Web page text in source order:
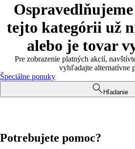
tejto kategórii už
alebo je tovar
Pre zobrazenie platných akcií,
vyhľadajte alternatívne
Špeciálne ponuky
Hľadanie
Potrebujete pomoc?